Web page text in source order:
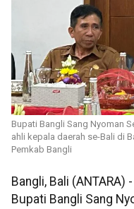
Bupati Bangli Sang Nyoman
ahli kepala daerah se-Bali di
Pemkab Bangli
Bangli, Bali (ANTARA) -
Bupati Bangli Sang